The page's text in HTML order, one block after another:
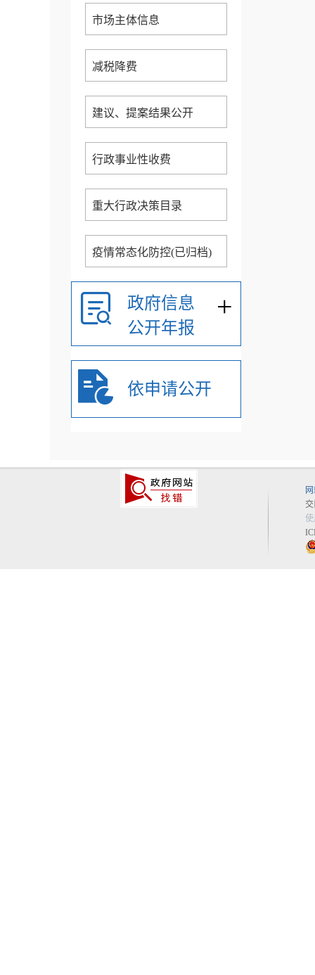
市场主体信息
减税降费
建议、提案结果公开
行政事业性收费
重大行政决策目录
疫情常态化防控(已归档)
政府信息
公开年报
+
依申请公开